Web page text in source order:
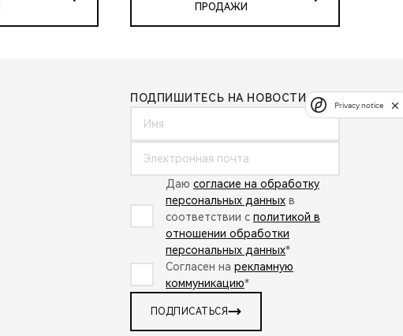
ПРОДАЖИ
ПОДПИШИТЕСЬ НА НОВОСТИ:
Даю согласие на обработку
персональных данных в
соответствии с политикой в
отношении обработки
персональных данных*
Согласен на рекламную
коммуникацию*
ПОДПИСАТЬСЯ
Privacy notice